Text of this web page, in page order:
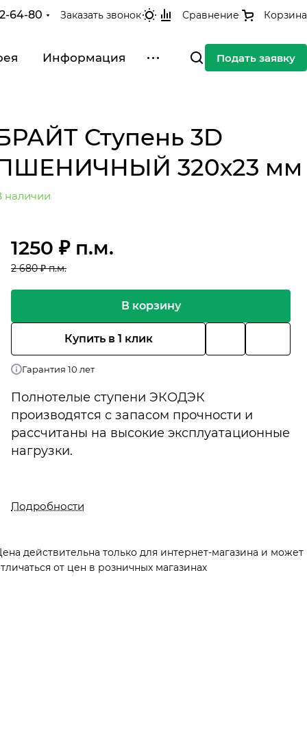
64-80 Заказать звонок Сравнение Корзина
Информация Подать заявку
Ступень 3D
ПШЕНИЧНЫЙ 320х23 мм
наличии
1250 ₽ п.м.
2 680 ₽ п.м.
В корзину
Купить в 1 клик
Гарантия 10 лет
Полнотелые ступени ЭКОДЭК
производятся с запасом прочности и
рассчитаны на высокие эксплуатационные
нагрузки.
Подробности
действительна только для интернет-магазина и может
от цен в розничных магазинах